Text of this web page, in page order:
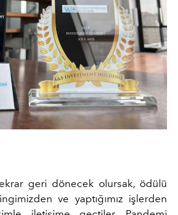
geri dönecek olursak, ödülü
ve yaptığımız işlerden